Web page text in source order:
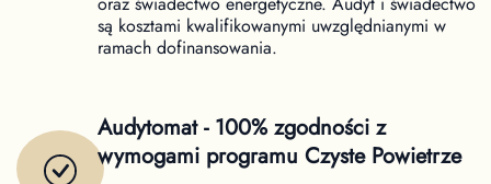
są kosztami kwalifikowanymi uwzględnianymi w
ramach dofinansowania.
Audytomat - 100% zgodności z
wymogami programu Czyste Powietrze